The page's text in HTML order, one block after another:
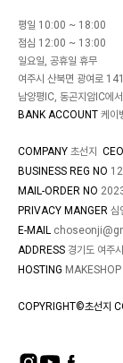
평일 10:00 ~ 18:00
점심 12:00 ~ 13:00
일요일, 공휴일 휴무
여주시 산북면 광여로
남양평IC, 동곤지암IC에
BANK ACCOUNT 케이
COMPANY 초선지 CEO
BUSINESS REG NO
MAIL-ORDER NO
PRIVACY MANGER 심
E-MAIL
ADDRESS 경기도 여주
HOSTING MAKESHOP
COPYRIGHT©초선지